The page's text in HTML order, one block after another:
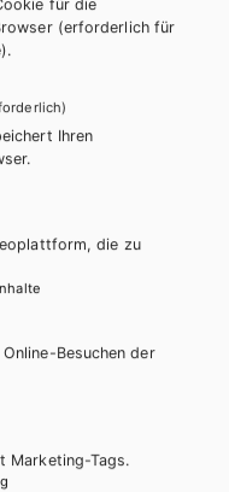
Terminologie
Check
für die
(erforderlich für
Ihren
die zu
Besuchen der
Marketing-Tags.